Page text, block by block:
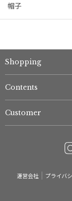
帽子
Shopping
Contents
Customer
運営会社 プライバ